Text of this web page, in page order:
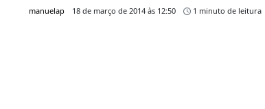
manuelap 18 de março de 2014 às 12:50 1 minuto de leitura